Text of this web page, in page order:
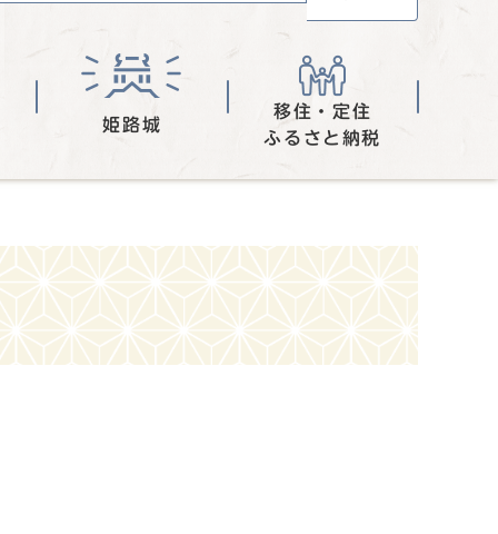
姫路城
移住・定住
ふるさと納税